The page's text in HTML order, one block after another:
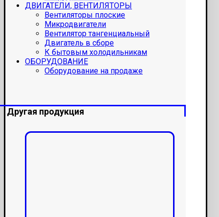
ДВИГАТЕЛИ, ВЕНТИЛЯТОРЫ
Вентиляторы плоские
Микродвигатели
Вентилятор тангенциальный
Двигатель в сборе
К бытовым холодильникам
ОБОРУДОВАНИЕ
Оборудование на продаже
Другая продукция